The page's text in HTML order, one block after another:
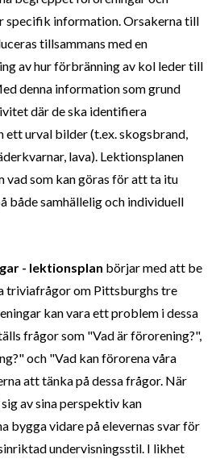
specifik information. Orsakerna till
tillsammans med en
av hur förbränning av kol leder till
denna information som grund
där de ska identifiera
urval bilder (t.ex. skogsbrand,
lava). Lektionsplanen
vad som kan göras för att ta itu
både samhällelig och individuell
- lektionsplan börjar med att be
triviafrågor om Pittsburghs tre
kan vara ett problem i dessa
frågor som "Vad är förorening?",
och "Vad kan förorena våra
att tänka på dessa frågor. När
av sina perspektiv kan
bygga vidare på elevernas svar för
undervisningsstil. I likhet